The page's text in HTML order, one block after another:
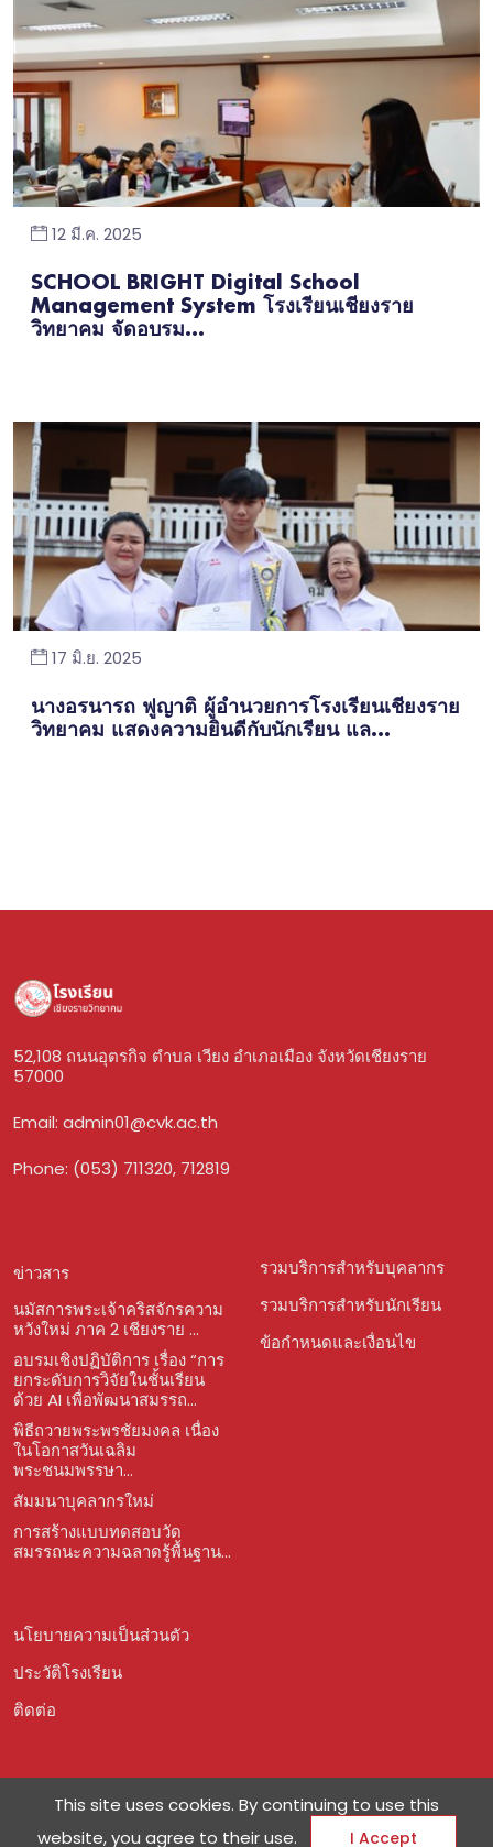
12 มี.ค. 2025
SCHOOL BRIGHT Digital School
Management System โรงเรียนเชียงราย
วิทยาคม จัดอบรม...
17 มิ.ย. 2025
นางอรนารถ ฟูญาติ ผู้อำนวยการโรงเรียนเชียงราย
วิทยาคม แสดงความยินดีกับนักเรียน แล...
52,108 ถนนอุตรกิจ ตำบล เวียง อำเภอเมือง จังหวัดเชียงราย
57000
Email: admin01@cvk.ac.th
Phone: (053) 711320, 712819
ข่าวสาร
นมัสการพระเจ้าคริสจักรความ
หวังใหม่ ภาค 2 เชียงราย ...
อบรมเชิงปฏิบัติการ เรื่อง “การ
ยกระดับการวิจัยในชั้นเรียน
ด้วย AI เพื่อพัฒนาสมรรถ...
พิธีถวายพระพรชัยมงคล เนื่อง
ในโอกาสวันเฉลิม
พระชนมพรรษา...
สัมมนาบุคลากรใหม่
การสร้างแบบทดสอบวัด
สมรรถนะความฉลาดรู้พื้นฐาน...
รวมบริการสำหรับบุคลากร
รวมบริการสำหรับนักเรียน
ข้อกำหนดและเงื่อนไข
นโยบายความเป็นส่วนตัว
ประวัติโรงเรียน
ติดต่อ
This site uses cookies. By continuing to use this
website, you agree to their use.
I Accept